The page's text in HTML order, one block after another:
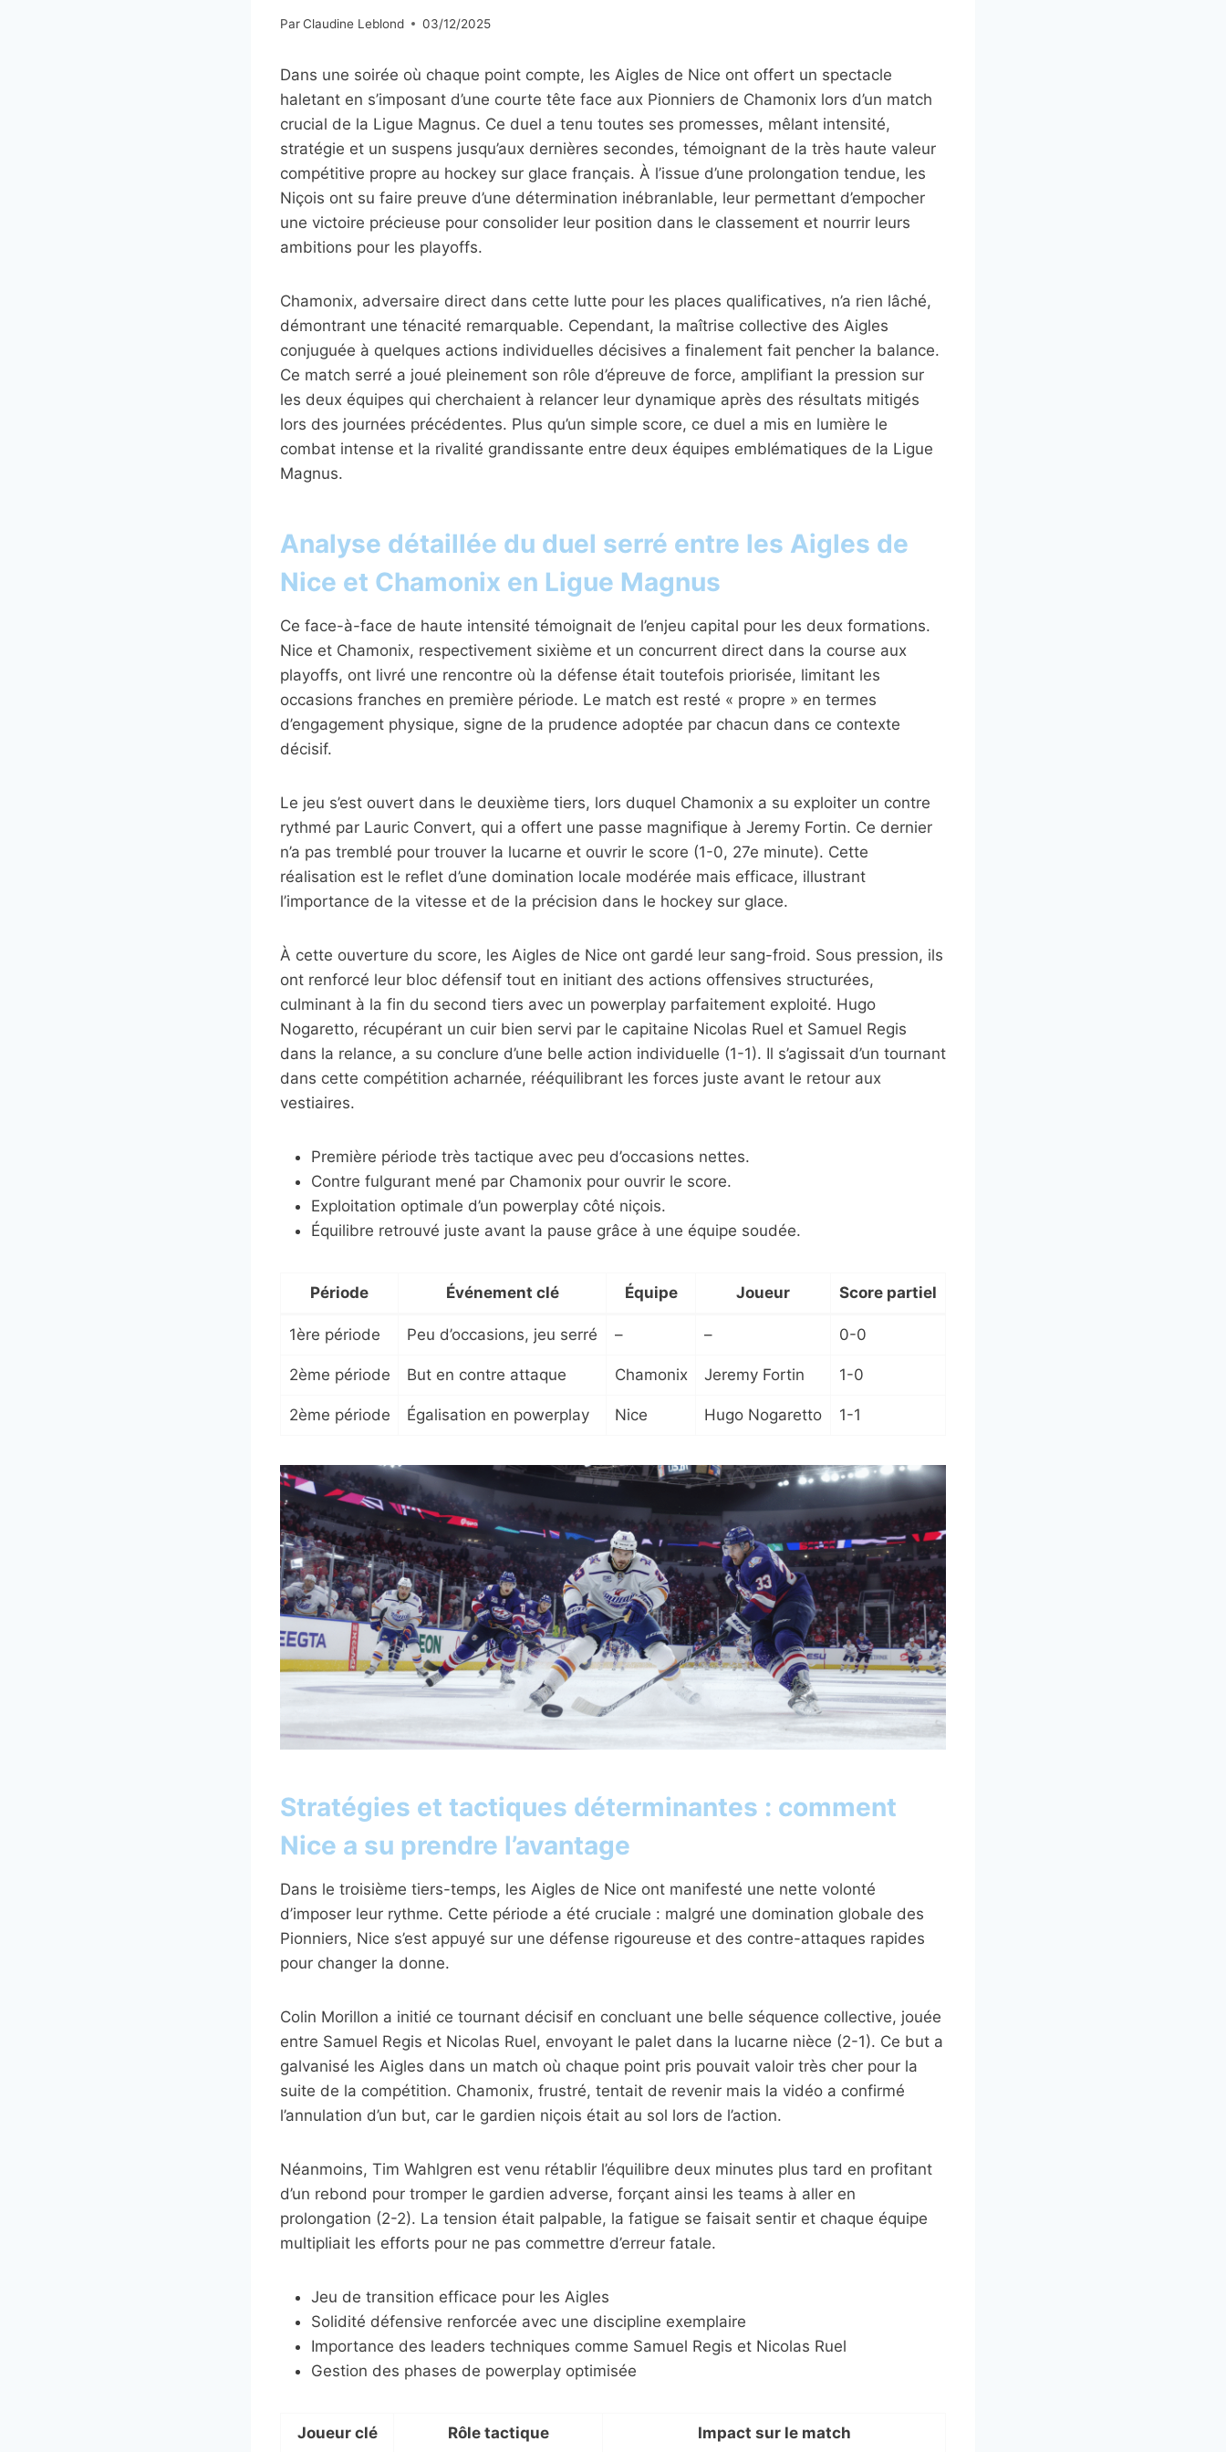
ParClaudine Leblond 03/12/2025
Dans une soirée où chaque point compte, les Aigles de Nice ont offert un spectacle
haletant en s’imposant d’une courte tête face aux Pionniers de Chamonix lors d’un match
crucial de la Ligue Magnus. Ce duel a tenu toutes ses promesses, mêlant intensité,
stratégie et un suspens jusqu’aux dernières secondes, témoignant de la très haute valeur
compétitive propre au hockey sur glace français. À l’issue d’une prolongation tendue, les
Niçois ont su faire preuve d’une détermination inébranlable, leur permettant d’empocher
une victoire précieuse pour consolider leur position dans le classement et nourrir leurs
ambitions pour les playoffs.
Chamonix, adversaire direct dans cette lutte pour les places qualificatives, n’a rien lâché,
démontrant une ténacité remarquable. Cependant, la maîtrise collective des Aigles
conjuguée à quelques actions individuelles décisives a finalement fait pencher la balance.
Ce match serré a joué pleinement son rôle d’épreuve de force, amplifiant la pression sur
les deux équipes qui cherchaient à relancer leur dynamique après des résultats mitigés
lors des journées précédentes. Plus qu’un simple score, ce duel a mis en lumière le
combat intense et la rivalité grandissante entre deux équipes emblématiques de la Ligue
Magnus.
Analyse détaillée du duel serré entre les Aigles de
Nice et Chamonix en Ligue Magnus
Ce face-à-face de haute intensité témoignait de l’enjeu capital pour les deux formations.
Nice et Chamonix, respectivement sixième et un concurrent direct dans la course aux
playoffs, ont livré une rencontre où la défense était toutefois priorisée, limitant les
occasions franches en première période. Le match est resté « propre » en termes
d’engagement physique, signe de la prudence adoptée par chacun dans ce contexte
décisif.
Le jeu s’est ouvert dans le deuxième tiers, lors duquel Chamonix a su exploiter un contre
rythmé par Lauric Convert, qui a offert une passe magnifique à Jeremy Fortin. Ce dernier
n’a pas tremblé pour trouver la lucarne et ouvrir le score (1-0, 27e minute). Cette
réalisation est le reflet d’une domination locale modérée mais efficace, illustrant
l’importance de la vitesse et de la précision dans le hockey sur glace.
À cette ouverture du score, les Aigles de Nice ont gardé leur sang-froid. Sous pression, ils
ont renforcé leur bloc défensif tout en initiant des actions offensives structurées,
culminant à la fin du second tiers avec un powerplay parfaitement exploité. Hugo
Nogaretto, récupérant un cuir bien servi par le capitaine Nicolas Ruel et Samuel Regis
dans la relance, a su conclure d’une belle action individuelle (1-1). Il s’agissait d’un tournant
dans cette compétition acharnée, rééquilibrant les forces juste avant le retour aux
vestiaires.
Première période très tactique avec peu d’occasions nettes.
Contre fulgurant mené par Chamonix pour ouvrir le score.
Exploitation optimale d’un powerplay côté niçois.
Équilibre retrouvé juste avant la pause grâce à une équipe soudée.
Période Événement clé Équipe Joueur Score partiel
1ère période Peu d’occasions, jeu serré – – 0-0
2ème période But en contre attaque Chamonix Jeremy Fortin 1-0
2ème période Égalisation en powerplay Nice Hugo Nogaretto 1-1
Stratégies et tactiques déterminantes : comment
Nice a su prendre l’avantage
Dans le troisième tiers-temps, les Aigles de Nice ont manifesté une nette volonté
d’imposer leur rythme. Cette période a été cruciale : malgré une domination globale des
Pionniers, Nice s’est appuyé sur une défense rigoureuse et des contre-attaques rapides
pour changer la donne.
Colin Morillon a initié ce tournant décisif en concluant une belle séquence collective, jouée
entre Samuel Regis et Nicolas Ruel, envoyant le palet dans la lucarne nièce (2-1). Ce but a
galvanisé les Aigles dans un match où chaque point pris pouvait valoir très cher pour la
suite de la compétition. Chamonix, frustré, tentait de revenir mais la vidéo a confirmé
l’annulation d’un but, car le gardien niçois était au sol lors de l’action.
Néanmoins, Tim Wahlgren est venu rétablir l’équilibre deux minutes plus tard en profitant
d’un rebond pour tromper le gardien adverse, forçant ainsi les teams à aller en
prolongation (2-2). La tension était palpable, la fatigue se faisait sentir et chaque équipe
multipliait les efforts pour ne pas commettre d’erreur fatale.
Jeu de transition efficace pour les Aigles
Solidité défensive renforcée avec une discipline exemplaire
Importance des leaders techniques comme Samuel Regis et Nicolas Ruel
Gestion des phases de powerplay optimisée
Joueur clé Rôle tactique Impact sur le match